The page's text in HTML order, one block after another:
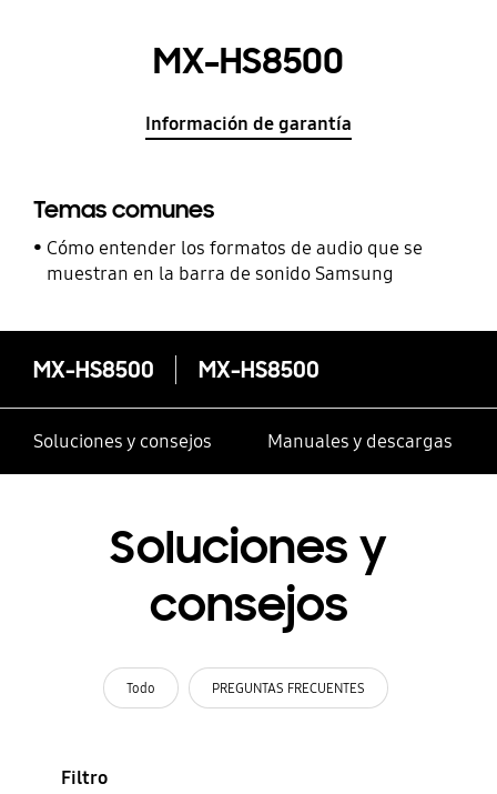
MX-HS8500
Información de garantía
Temas comunes
Cómo entender los formatos de audio que se
muestran en la barra de sonido Samsung
MX-HS8500 MX-HS8500
Soluciones y consejos Manuales y descargas
Soluciones y
consejos
Todo PREGUNTAS FRECUENTES
Filtro